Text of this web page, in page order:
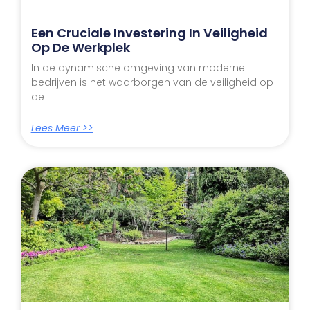
Een Cruciale Investering In Veiligheid
Op De Werkplek
In de dynamische omgeving van moderne
bedrijven is het waarborgen van de veiligheid op
de
Lees Meer >>